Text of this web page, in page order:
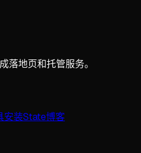
落地页和托管服务。
安装State博客